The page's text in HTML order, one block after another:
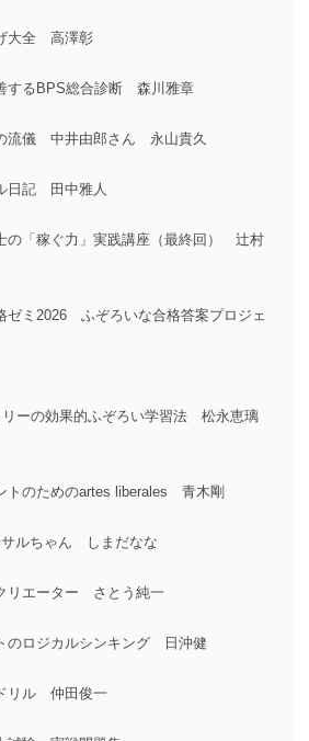
大全 高澤彰
するBPS総合診断 森川雅章
流儀 中井由郎さん 永山貴久
日記 田中雅人
「稼ぐ力」実践講座（最終回） 辻村
ミ2026 ふぞろいな合格答案プロジェ
ーの効果的ふぞろい学習法 松永恵璃
のためのartes liberales 青木剛
ルちゃん しまだなな
リエーター さとう純一
ロジカルシンキング 日沖健
リル 仲田俊一